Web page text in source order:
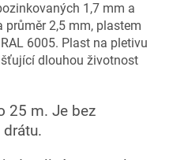
1,7 mm a
2,5 mm, plastem
6005. Plast na pletivu
dlouhou životnost
25 m. Je bez